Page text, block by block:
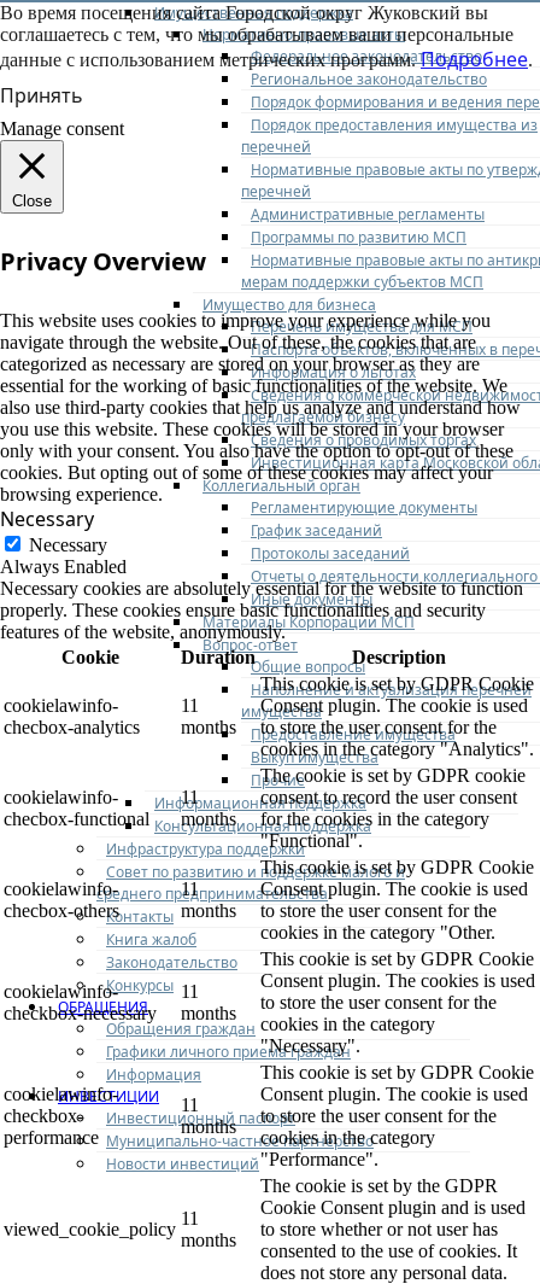
Имущественная поддержка
Нормативно-правовые акты
Федеральное законодательство
Региональное законодательство
Порядок формирования и ведения
Порядок предоставления имущества из
перечней
Нормативные правовые акты по
перечней
Административные регламенты
Программы по развитию МСП
Нормативные правовые акты по
мерам поддержки субъектов МСП
Имущество для бизнеса
Перечень имущества для МСП
Паспорта объектов, включенных в
Информация о льготах
Сведения о коммерческой
предлагаемой бизнесу
Сведения о проводимых торгах
Инвестиционная карта Московской
Коллегиальный орган
Регламентирующие документы
График заседаний
Протоколы заседаний
Отчеты о деятельности
Иные документы
Материалы Корпорации МСП
Вопрос-ответ
Общие вопросы
Наполнение и актуализация перечней
имущества
Предоставление имущества
Выкуп имущества
Прочие
Информационная поддержка
Консультационная поддержка
Инфраструктура поддержки
Совет по развитию и поддержке малого и
среднего предпринимательства
Контакты
Книга жалоб
Законодательство
Конкурсы
ОБРАЩЕНИЯ
Обращения граждан
Графики личного приема граждан
Информация
ИНВЕСТИЦИИ
Инвестиционный паспорт
Муниципально-частное партнерство
Новости инвестиций
Во время посещения сайта Городской округ Жуковский вы
соглашаетесь с тем, что мы обрабатываем ваши персональные
данные с использованием метрических программ.Подробнее.
Принять
Manage consent
Close
Privacy Overview
This website uses cookies to improve your experience while you
navigate through the website. Out of these, the cookies that are
categorized as necessary are stored on your browser as they are
essential for the working of basic functionalities of the website. We
also use third-party cookies that help us analyze and understand how
you use this website. These cookies will be stored in your browser
only with your consent. You also have the option to opt-out of these
cookies. But opting out of some of these cookies may affect your
browsing experience.
Necessary
Necessary
Always Enabled
Necessary cookies are absolutely essential for the website to function
properly. These cookies ensure basic functionalities and security
features of the website, anonymously.
Cookie
Duration Description
cookielawinfo-
checbox-analytics
11
months
This cookie is set by GDPR Cookie
Consent plugin. The cookie is used
to store the user consent for the
cookies in the category "Analytics".
cookielawinfo-
checbox-functional
11
months
The cookie is set by GDPR cookie
consent to record the user consent
for the cookies in the category
"Functional".
cookielawinfo-
checbox-others
11
months
This cookie is set by GDPR Cookie
Consent plugin. The cookie is used
to store the user consent for the
cookies in the category "Other.
cookielawinfo-
checkbox-necessary
11
months
This cookie is set by GDPR Cookie
Consent plugin. The cookies is used
to store the user consent for the
cookies in the category
"Necessary".
cookielawinfo-
checkbox-
performance
11
months
This cookie is set by GDPR Cookie
Consent plugin. The cookie is used
to store the user consent for the
cookies in the category
"Performance".
viewed_cookie_policy
11
months
The cookie is set by the GDPR
Cookie Consent plugin and is used
to store whether or not user has
consented to the use of cookies. It
does not store any personal data.